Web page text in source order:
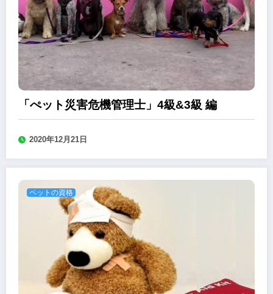
「ぺット災害危機管理士」4級&3級 編
2020年12月21日
ペットの資格